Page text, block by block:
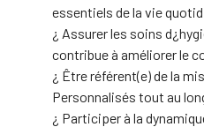
essentiels de la vie
¿ Assurer les soins
contribue à améliorer le
¿ Être référent(e) de la
Personnalisés tout au
¿ Participer à la